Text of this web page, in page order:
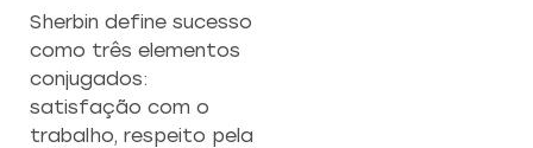
Sherbin define sucesso
como três elementos
conjugados:
satisfação com o
trabalho, respeito pela
Transformamos desafios em
oportunidades de crescimento.
Conheça nossa consultoria
especializada para uma nova era
de sucesso empresarial.